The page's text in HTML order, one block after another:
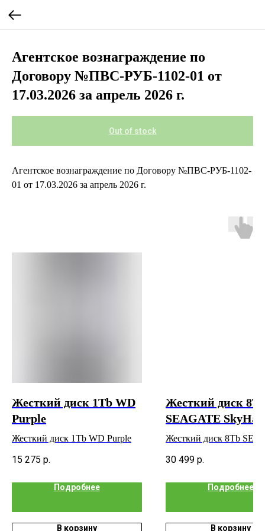
Агентское вознаграждение по
Договору №ПВС-РУБ-1102-01 от
17.03.2026 за апрель 2026 г.
Out of stock
Агентское вознаграждение по Договору №ПВС-РУБ-1102-
01 от 17.03.2026 за апрель 2026 г.
Жесткий диск 1Tb WD
Purple
Жесткий диск 1Tb WD Purple
15 275 р.
Подробнее
В корзину
Жесткий диск
SEAGATE
Жесткий диск 8Tb
30 499 р.
Подробнее
В корзину